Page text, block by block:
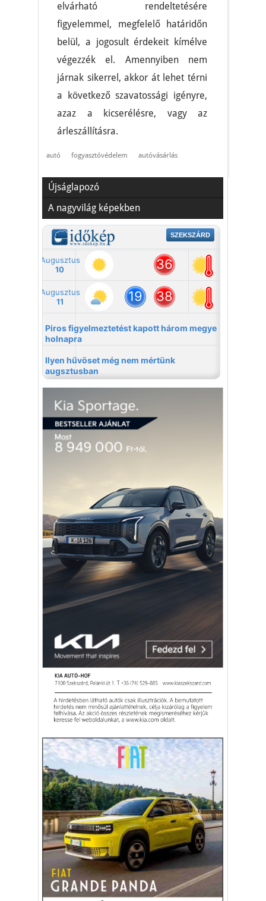
elvárható rendeltetésére
figyelemmel, megfelelő határidőn
belül, a jogosult érdekeit kímélve
végezzék el. Amennyiben nem
járnak sikerrel, akkor át lehet térni
a következő szavatossági igényre,
azaz a kicserélésre, vagy az
árleszállításra.
autó fogyasztóvédelem autóvásárlás
Újságlapozó
A nagyvilág képekben